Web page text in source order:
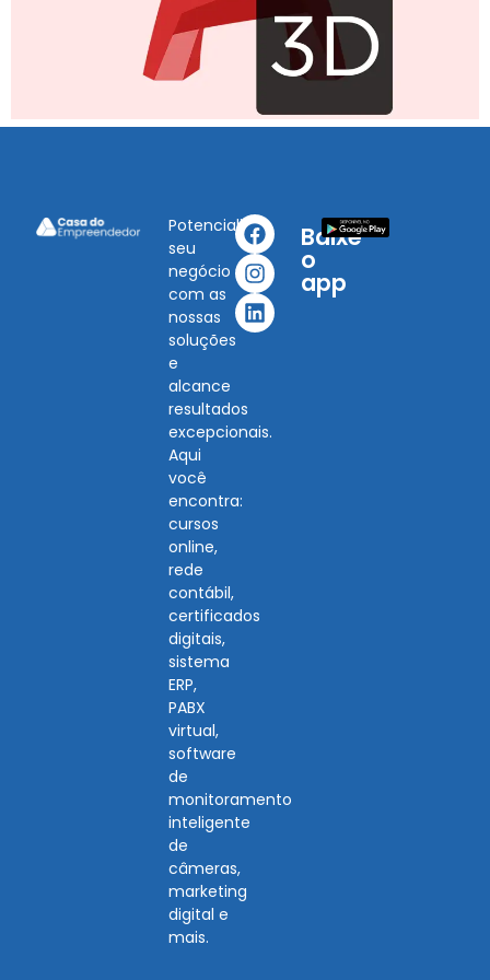
Potencialize
seu
negócio
com as
nossas
soluções
e
alcance
resultados
excepcionais.
Aqui
você
encontra:
cursos
online,
rede
contábil,
certificados
digitais,
sistema
ERP,
PABX
virtual,
software
de
monitoramento
inteligente
de
câmeras,
marketing
digital e
mais.
Baixe
o
app